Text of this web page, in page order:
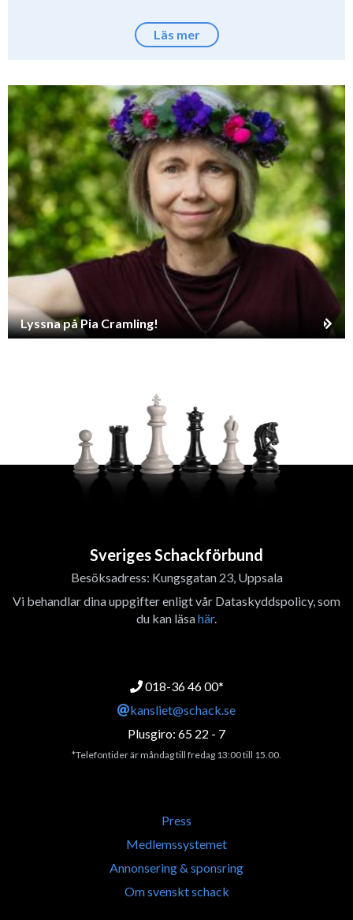
Läs mer
Lyssna på Pia Cramling!
Sveriges Schackförbund
Besöksadress: Kungsgatan 23, Uppsala
Vi behandlar dina uppgifter enligt vår Dataskyddspolicy, som
du kan läsahär.
018-36 46 00*
kansliet@schack.se
Plusgiro: 65 22 - 7
*Telefontider är måndag till fredag 13:00 till 15.00.
Press
Medlemssystemet
Annonsering & sponsring
Om svenskt schack